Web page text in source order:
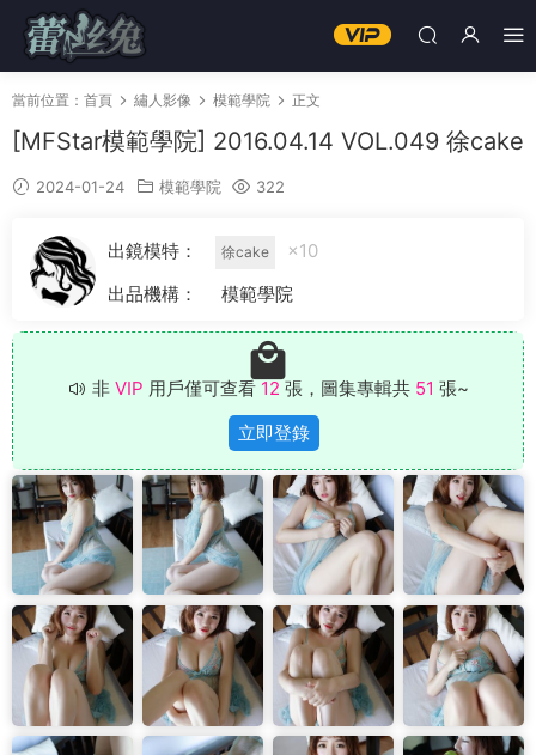
當前位置： 首頁 繡人影像 模範學院 正文
[MFStar模範學院] 2016.04.14 VOL.049 徐cake
2024-01-24 模範學院 322
出鏡模特： 徐cake
×10
出品機構：
模範學院
非 VIP 用戶僅可查看 12 張，圖集專輯共 51 張~
立即登錄